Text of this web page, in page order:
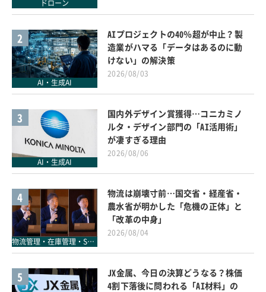
ドローン
2
AI・生成AI
AIプロジェクトの40％超が中止？製
造業がハマる「データはあるのに動
けない」の解決策
2026/08/03
3
AI・生成AI
国内外デザイン賞獲得…コニカミノ
ルタ・デザイン部門の「AI活用術」
が凄すぎる理由
2026/08/06
4
物流管理・在庫管理・SCM
物流は崩壊寸前…国交省・経産省・
農水省が明かした「危機の正体」と
「改革の中身」
2026/08/04
5
JX金属、今日の決算どうなる？株価
4割下落後に問われる「AI材料」の